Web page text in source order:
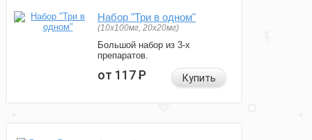
Набор "Три в одном"
(10x100мг, 20x20мг)
Большой набор из 3-х
препаратов.
от 117Р Купить